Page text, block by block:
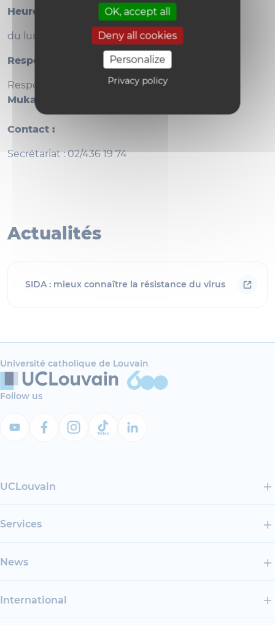
OK, accept all
Deny all cookies
Personalize
Privacy policy
Heures d'ouverture :
du lundi au vendredi : 8h00 à 16h30
Responsables :
Responsables biomédicaux :Benoît Kabamba-
Mukadi et Anaïs Scohy
Contact :
Secrétariat : 02/436 19 74
Actualités
SIDA : mieux connaître la résistance du virus
Université catholique de Louvain
Follow us
UCLouvain
Services
News
International